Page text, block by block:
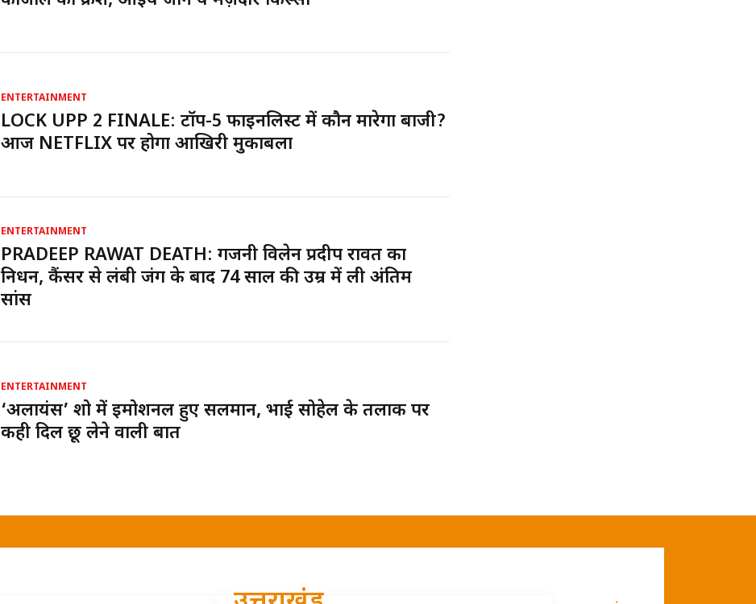
ENTERTAINMENT
LOCK UPP 2 FINALE: टॉप-5 फाइनलिस्ट में कौन मारेगा बाजी?
आज NETFLIX पर होगा आखिरी मुकाबला
ENTERTAINMENT
PRADEEP RAWAT DEATH: गजनी विलेन प्रदीप रावत का
निधन, कैंसर से लंबी जंग के बाद 74 साल की उम्र में ली अंतिम
सांस
ENTERTAINMENT
‘अलायंस’ शो में इमोशनल हुए सलमान, भाई सोहेल के तलाक पर
कही दिल छू लेने वाली बात